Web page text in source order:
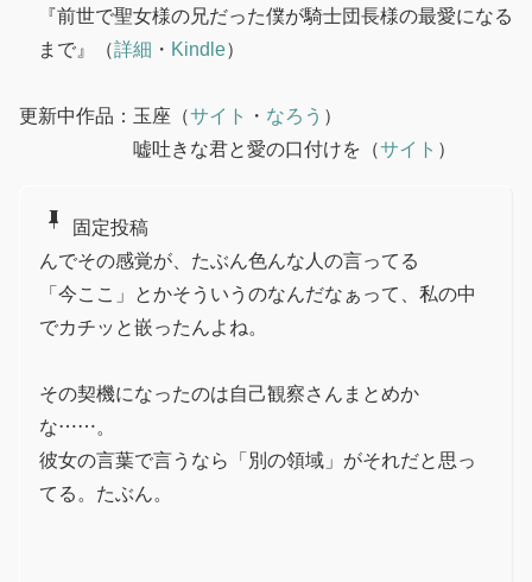
『前世で聖女様の兄だった僕が騎士団長様の最愛になる
まで』
（詳細 ・ Kindle）
更新中作品：玉座（サイト ・ なろう ）
嘘吐きな君と愛の口付けを（サイト ）
push_pin
固定投稿
んでその感覚が、たぶん色んな人の言ってる
「今ここ」とかそういうのなんだなぁって、私の中
でカチッと嵌ったんよね。
その契機になったのは自己観察さんまとめか
な……。
彼女の言葉で言うなら「別の領域」がそれだと思っ
てる。たぶん。